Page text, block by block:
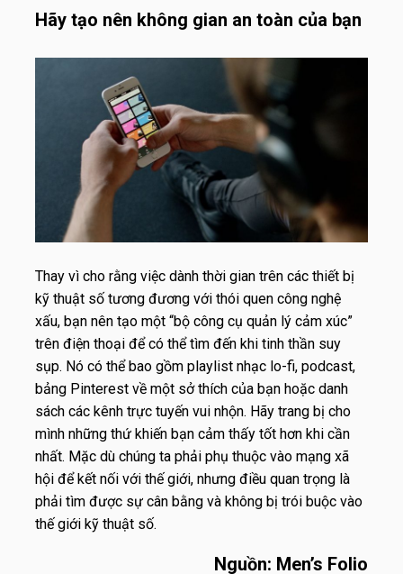
Hãy tạo nên không gian an toàn của bạn
Thay vì cho rằng việc dành thời gian trên các thiết bị
kỹ thuật số tương đương với thói quen công nghệ
xấu, bạn nên tạo một “bộ công cụ quản lý cảm xúc”
trên điện thoại để có thể tìm đến khi tinh thần suy
sụp. Nó có thể bao gồm playlist nhạc lo-fi, podcast,
bảng Pinterest về một sở thích của bạn hoặc danh
sách các kênh trực tuyến vui nhộn. Hãy trang bị cho
mình những thứ khiến bạn cảm thấy tốt hơn khi cần
nhất. Mặc dù chúng ta phải phụ thuộc vào mạng xã
hội để kết nối với thế giới, nhưng điều quan trọng là
phải tìm được sự cân bằng và không bị trói buộc vào
thế giới kỹ thuật số.
Nguồn: Men’s Folio